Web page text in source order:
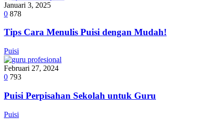
Januari 3, 2025
0 878
Tips Cara Menulis Puisi dengan Mudah!
Puisi
Februari 27, 2024
0 793
Puisi Perpisahan Sekolah untuk Guru
Puisi